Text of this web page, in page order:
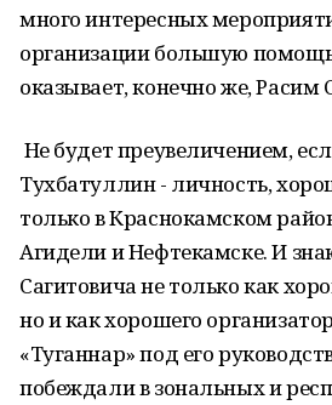
много интересных
организации большую
оказывает, конечно же, Расим
Не будет преувеличением,
Тухбатуллин - личность,
только в Краснокамском
Агидели и Нефтекамске. И
Сагитовича не только как
но и как хорошего
«Туганнар» под его
побеждали в зональных и